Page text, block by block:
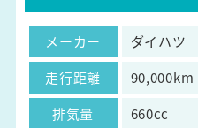
メーカー
ダイハツ
走行距離
90,000km
排気量
660cc